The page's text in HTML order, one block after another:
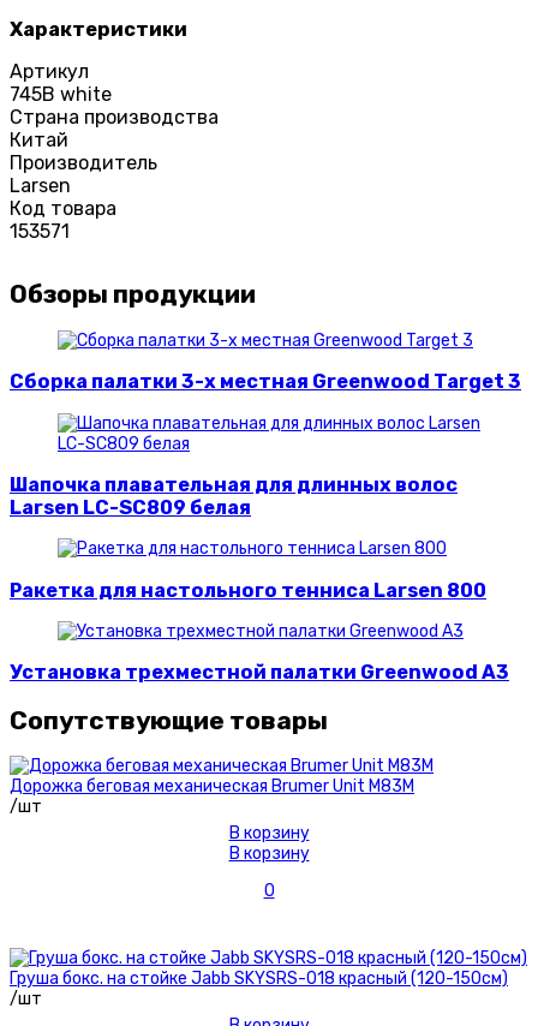
Характеристики
Артикул
745В white
Страна производства
Китай
Производитель
Larsen
Код товара
153571
Обзоры продукции
Сборка палатки 3-х местная Greenwood Target 3
Шапочка плавательная для длинных волос
Larsen LC-SC809 белая
Ракетка для настольного тенниса Larsen 800
Установка трехместной палатки Greenwood A3
Сопутствующие товары
Дорожка беговая механическая Brumer Unit M83M
/шт
В корзину
В корзину
0
Груша бокс. на стойке Jabb SKYSRS-018 красный (120-150см)
/шт